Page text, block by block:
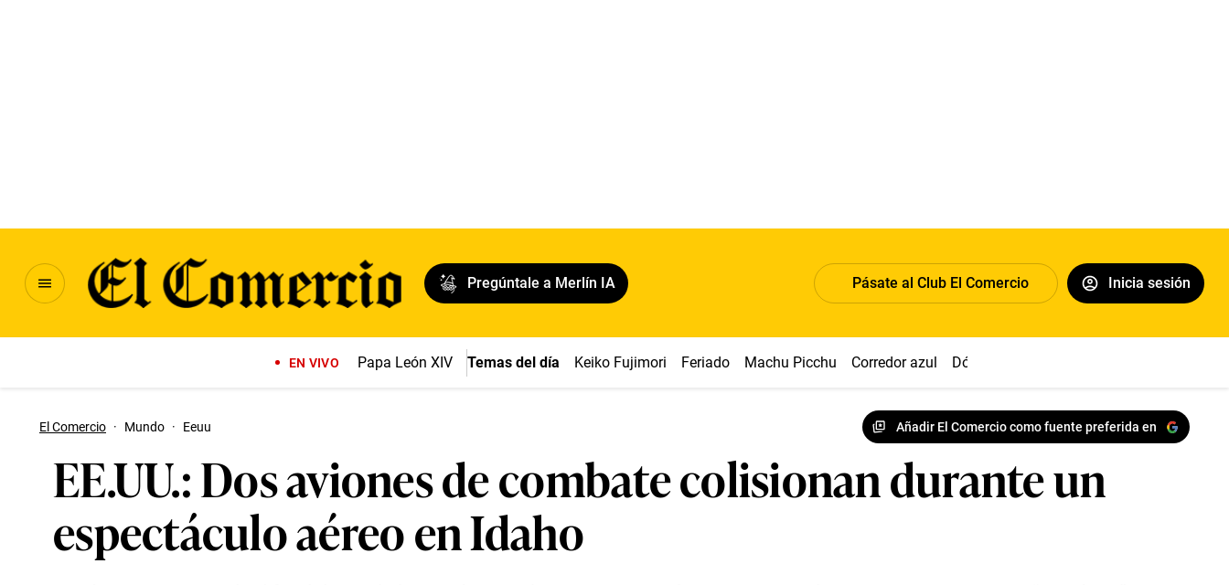
Pregúntale a Merlín IA Pásate al Club El Comercio Inicia sesión
EN VIVO Papa León XIV Temas del día Keiko Fujimori Feriado Machu Picchu Corredor azul Dólar
El Comercio · Mundo · Eeuu Añadir El Comercio como fuente preferida en
EE.UU.: Dos aviones de combate colisionan durante un
espectáculo aéreo en Idaho